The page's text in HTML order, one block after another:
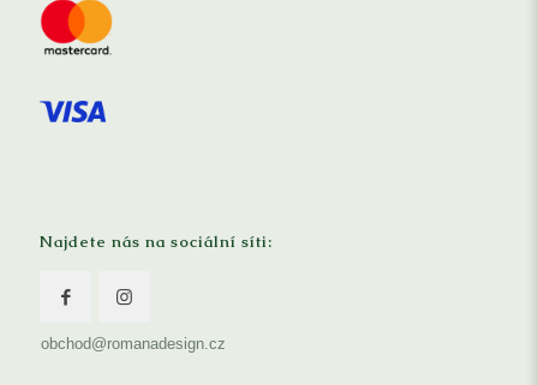
Najdete nás na sociální síti:
obchod@romanadesign.cz